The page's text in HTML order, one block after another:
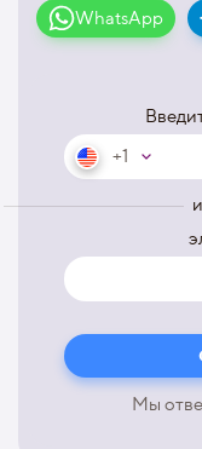
WhatsApp
+1
Мы